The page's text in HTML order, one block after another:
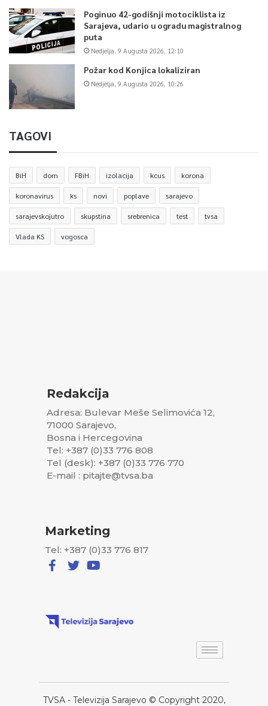
Poginuo 42-godišnji motociklista iz
Sarajeva, udario u ogradu magistralnog
puta
Nedjelja, 9 Augusta 2026, 12:10
Požar kod Konjica lokaliziran
Nedjelja, 9 Augusta 2026, 10:26
TAGOVI
BiH dom FBiH izolacija kcus korona
koronavirus ks novi poplave sarajevo
sarajevskojutro skupstina srebrenica test tvsa
Vlada KS vogosca
Redakcija
Adresa: Bulevar Meše Selimovića 12,
71000 Sarajevo,
Bosna i Hercegovina
Tel: +387 (0)33 776 808
Tel (desk): +387 (0)33 776 770
E-mail : pitajte@tvsa.ba
Marketing
Tel: +387 (0)33 776 817
TVSA - Televizija Sarajevo © Copyright 2020,